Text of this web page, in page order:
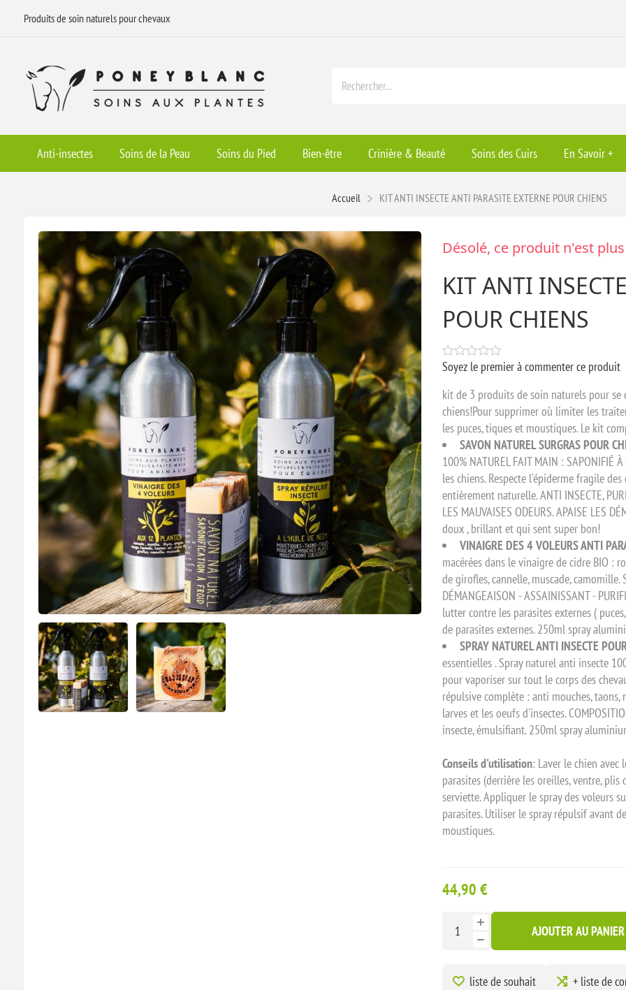
Produits de soin naturels pour chevaux
Anti-insectes Soins de la Peau Soins du Pied Bien-être Crinière & Beauté Soins des Cuirs En Savoir +
Accueil KIT ANTI INSECTE ANTI PARASITE EXTERNE POUR CHIENS
Désolé, ce produit n'est
KIT ANTI
POUR CHIENS
Soyez le premier à commenter ce produit
kit de 3 produits de soin naturels pour se
chiens!Pour supprimer où limiter les
les puces, tiques et moustiques. Le kit
SAVON NATUREL SURGRAS POUR
100% NATUREL FAIT MAIN : SAPONIFIÉ
les chiens. Respecte l'épiderme fragile
entièrement naturelle. ANTI INSECTE,
LES MAUVAISES ODEURS. APAISE LES
doux , brillant et qui sent super bon!
VINAIGRE DES 4 VOLEURS ANTI
macérées dans le vinaigre de cidre BIO :
de girofles, cannelle, muscade, camomille.
DÉMANGEAISON - ASSAINISSANT -
lutter contre les parasites externes (
de parasites externes. 250ml spray
SPRAY NATUREL ANTI INSECTE
essentielles . Spray naturel anti insecte
pour vaporiser sur tout le corps des
répulsive complète : anti mouches,
larves et les oeufs d'insectes.
insecte, émulsifiant. 250ml spray
Conseils d'utilisation: Laver le chien avec
parasites (derrière les oreilles, ventre, plis
serviette. Appliquer le spray des voleurs
parasites. Utiliser le spray répulsif avant
moustiques.
44,90 €
AJOUTER AU PANIER
liste de souhait + liste de